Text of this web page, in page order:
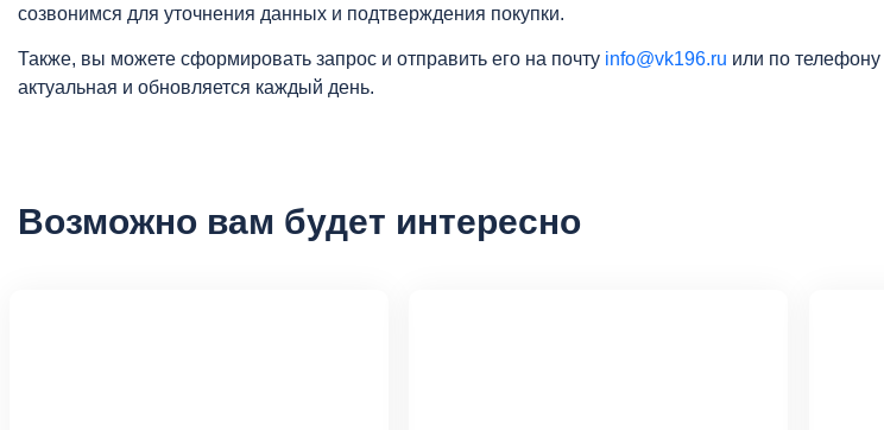
созвонимся для уточнения данных и подтверждения покупки.
Также, вы можете сформировать запрос и отправить его на почту info@vk196.ru или по телефону
актуальная и обновляется каждый день.
Возможно вам будет интересно